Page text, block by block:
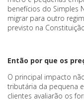
benefícios do Simples
migrar para outro
previsto na
Então por que os
O principal impacto
tributária da pequena
clientes avaliarão os